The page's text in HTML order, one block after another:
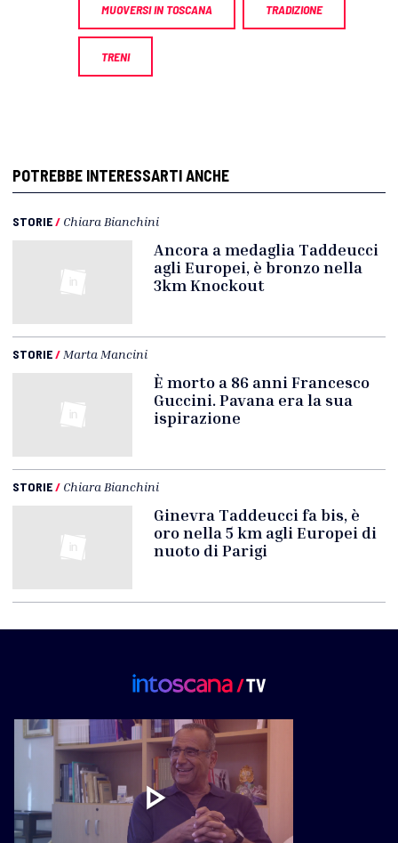
MUOVERSI IN TOSCANA TRADIZIONE
TRENI
POTREBBE INTERESSARTI ANCHE
STORIE/ Chiara Bianchini
Ancora a medaglia Taddeucci
agli Europei, è bronzo nella
3km Knockout
STORIE/ Marta Mancini
È morto a 86 anni Francesco
Guccini. Pavana era la sua
ispirazione
STORIE/ Chiara Bianchini
Ginevra Taddeucci fa bis, è
oro nella 5 km agli Europei di
nuoto di Parigi